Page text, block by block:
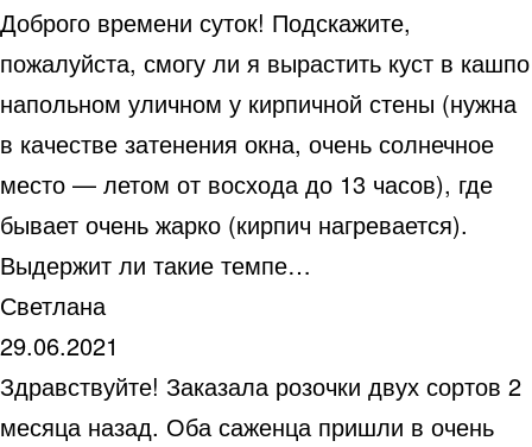
Доброго времени суток! Подскажите,
пожалуйста, смогу ли я вырастить куст в кашпо
напольном уличном у кирпичной стены (нужна
в качестве затенения окна, очень солнечное
место — летом от восхода до 13 часов), где
бывает очень жарко (кирпич нагревается).
Выдержит ли такие темпе…
Светлана
29.06.2021
Здравствуйте! Заказала розочки двух сортов 2
месяца назад. Оба саженца пришли в очень